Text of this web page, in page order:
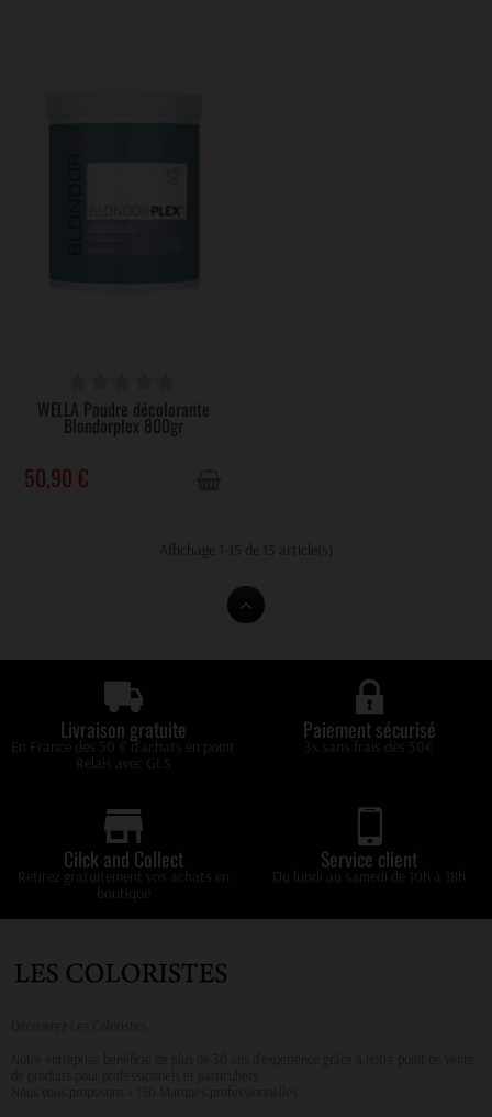
WELLA Poudre décolorante
Blondorplex 800gr
50,90 €
Affichage 1-15 de 15 article(s)
Livraison gratuite
En France des 50 € d'achats en point
Relais avec GLS
Paiement sécurisé
3x sans frais dès 50€
Cilck and Collect
Retirez gratuitement vos achats en
boutique
Service client
Du lundi au samedi de 10h à 18h